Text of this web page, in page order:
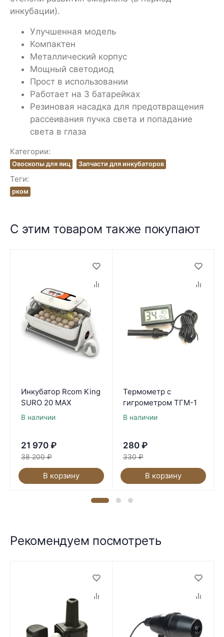
инкубации).
Улучшенная модель
Компактен
Металлический корпус
Мощный светодиод
Прост в использовании
Работает на 3 батарейках
Резиновая насадка для предотвращения
рассеивания пучка света и попадание
света в глаза
Категории:
Овоскопы для яиц Запчасти для инкубаторов
Теги:
рком
С этим товаром также покупают
Инкубатор Rcom King
SURO 20 MAX
В наличии
21 970 ₽
38 200 ₽
В корзину
Термометр с
гигрометром ТГМ-1
В наличии
280 ₽
330 ₽
В корзину
Рекомендуем посмотреть